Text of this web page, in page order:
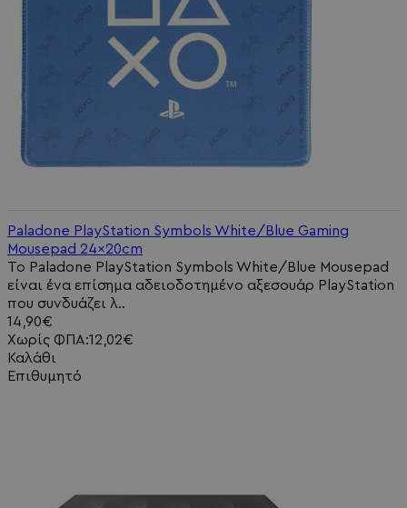
Paladone PlayStation Symbols White/Blue Gaming
Mousepad 24x20cm
Το Paladone PlayStation Symbols White/Blue Mousepad
είναι ένα επίσημα αδειοδοτημένο αξεσουάρ PlayStation
που συνδυάζει λ..
14,90€
Χωρίς ΦΠΑ:12,02€
Καλάθι
Επιθυμητό